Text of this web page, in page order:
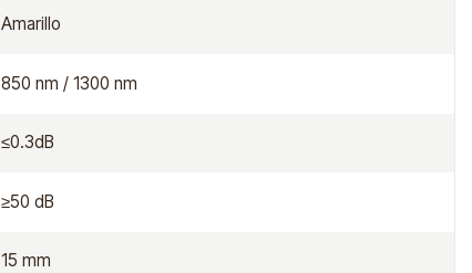
Amarillo
850 nm / 1300 nm
≤0.3dB
≥50 dB
15 mm